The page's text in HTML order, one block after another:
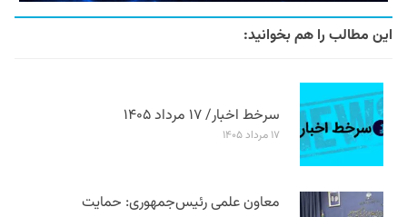
این مطالب را هم بخوانید:
سرخط اخبار/ ۱۷ مرداد ۱۴۰۵
۱۷ مرداد ۱۴۰۵
معاون علمی رئیس‌جمهوری: حمایت